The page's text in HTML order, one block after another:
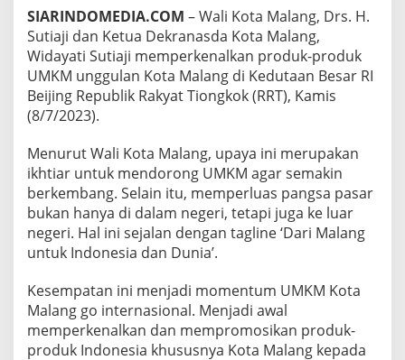
N
U
M
K
M
K
A
A
L
A
N
N
G
D
I
SIARINDOMEDIA.COM – Wali Kota Malang, Drs. H.
Sutiaji dan Ketua Dekranasda Kota Malang,
Widayati Sutiaji memperkenalkan produk-produk
UMKM unggulan Kota Malang di Kedutaan Besar RI
Beijing Republik Rakyat Tiongkok (RRT), Kamis
(8/7/2023).
Menurut Wali Kota Malang, upaya ini merupakan
ikhtiar untuk mendorong UMKM agar semakin
berkembang. Selain itu, memperluas pangsa pasar
bukan hanya di dalam negeri, tetapi juga ke luar
negeri. Hal ini sejalan dengan tagline ‘Dari Malang
untuk Indonesia dan Dunia’.
Kesempatan ini menjadi momentum UMKM Kota
Malang go internasional. Menjadi awal
memperkenalkan dan mempromosikan produk-
produk Indonesia khususnya Kota Malang kepada